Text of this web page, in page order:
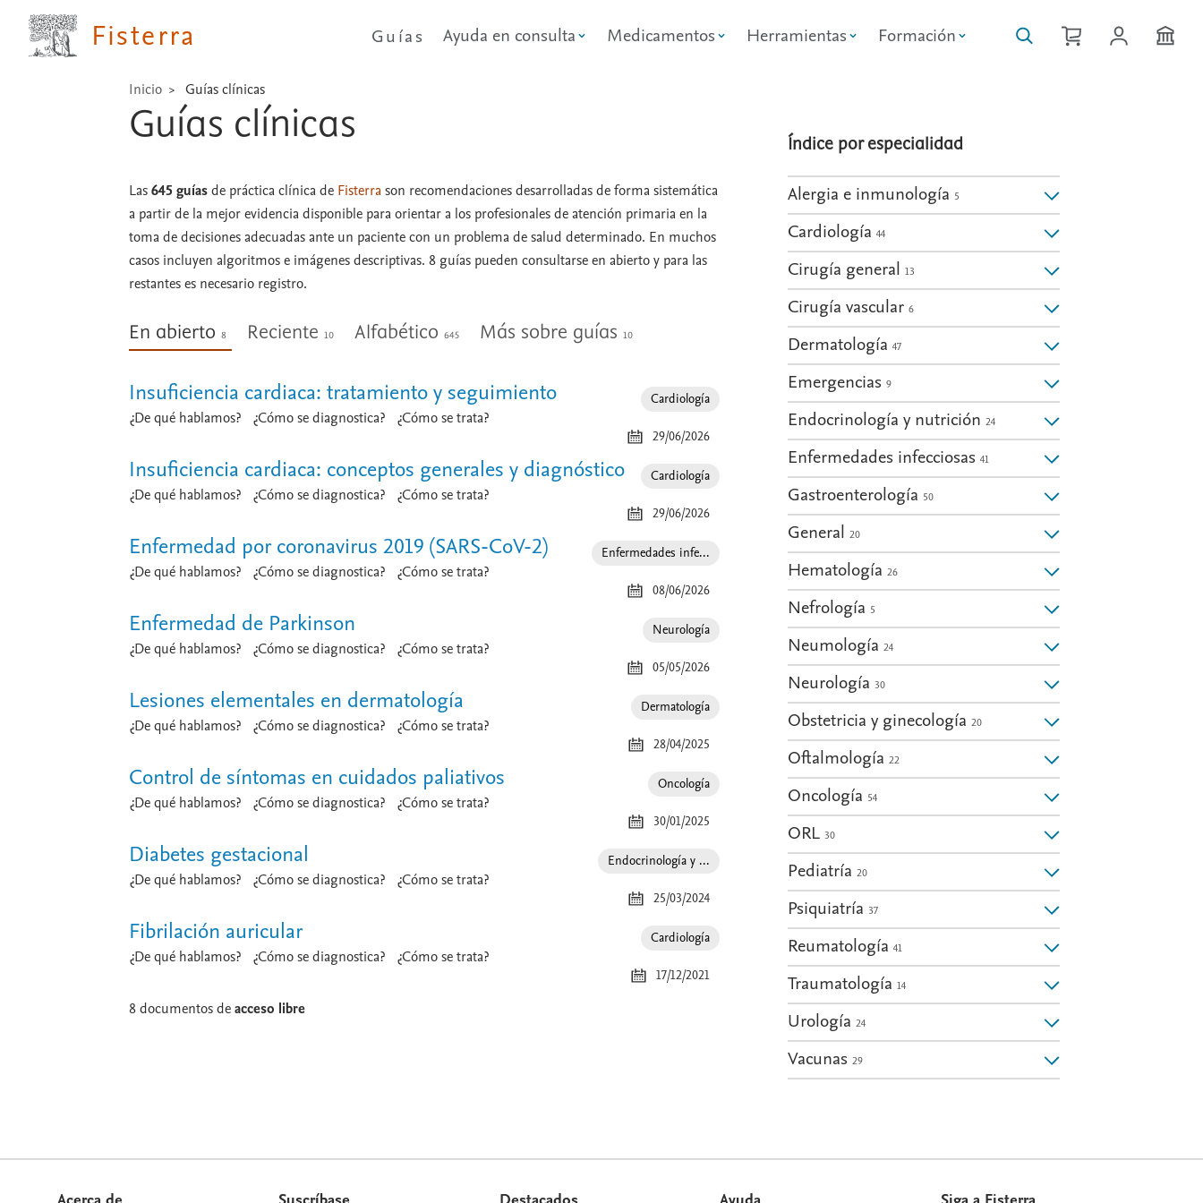
Fisterra Guías Ayuda en consulta Medicamentos Herramientas Formación
Inicio Guías clínicas
Guías clínicas
Las645 guíasde práctica clínica de Fisterrason recomendaciones desarrolladas de forma sistemática
a partir de la mejor evidencia disponible para orientar a los profesionales de atención primaria en la
toma de decisiones adecuadas ante un paciente con un problema de salud determinado. En muchos
casos incluyen algoritmos e imágenes descriptivas. 8 guías pueden consultarse en abierto y para las
restantes es necesario registro.
En abierto 8 Reciente10 Alfabético645 Más sobre guías10
Cardiología Especialidad: Cardiología
29/06/2026
Insuficiencia cardiaca: tratamiento y seguimiento
¿De qué hablamos? ¿Cómo se diagnostica? ¿Cómo se trata?
Cardiología Especialidad: Cardiología
29/06/2026
Insuficiencia cardiaca: conceptos generales y diagnóstico
¿De qué hablamos? ¿Cómo se diagnostica? ¿Cómo se trata?
Enfermedades infe... Especialidad: Enfermedades infecciosas
08/06/2026
Enfermedad por coronavirus 2019 (SARS-CoV-2)
¿De qué hablamos? ¿Cómo se diagnostica? ¿Cómo se trata?
Neurología Especialidad: Neurología
05/05/2026
Enfermedad de Parkinson
¿De qué hablamos? ¿Cómo se diagnostica? ¿Cómo se trata?
Dermatología Especialidad: Dermatología
28/04/2025
Lesiones elementales en dermatología
¿De qué hablamos? ¿Cómo se diagnostica? ¿Cómo se trata?
Oncología Especialidad: Oncología
30/01/2025
Control de síntomas en cuidados paliativos
¿De qué hablamos? ¿Cómo se diagnostica? ¿Cómo se trata?
Endocrinología y ... Especialidad: Endocrinología y nutrición
25/03/2024
Diabetes gestacional
¿De qué hablamos? ¿Cómo se diagnostica? ¿Cómo se trata?
Cardiología Especialidad: Cardiología
17/12/2021
Fibrilación auricular
¿De qué hablamos? ¿Cómo se diagnostica? ¿Cómo se trata?
8 documentos deacceso libre
Índice por especialidad
Alergia e inmunología 5
Cardiología 44
Cirugía general 13
Cirugía vascular 6
Dermatología 47
Emergencias 9
Endocrinología y nutrición 24
Enfermedades infecciosas 41
Gastroenterología 50
General 20
Hematología 26
Nefrología 5
Neumología 24
Neurología 30
Obstetricia y ginecología 20
Oftalmología 22
Oncología 54
ORL 30
Pediatría 20
Psiquiatría 37
Reumatología 41
Traumatología 14
Urología 24
Vacunas 29